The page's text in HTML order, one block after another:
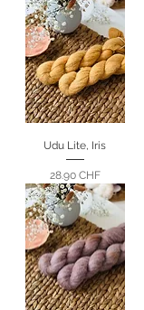
Udu Lite, Iris
Prix
28.90 CHF